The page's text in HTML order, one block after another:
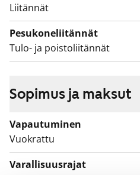
Liitännät
Pesukoneliitännät
Tulo- ja poistoliitännät
Sopimus ja maksut
Vapautuminen
Vuokrattu
Varallisuusrajat